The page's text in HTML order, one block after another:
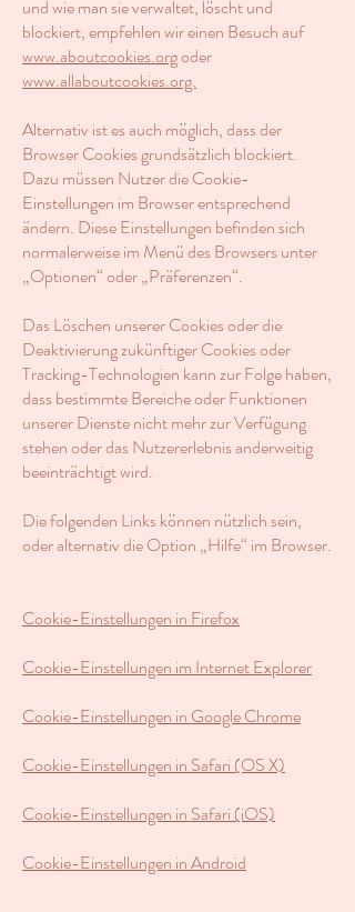
und wie man sie verwaltet, löscht und
blockiert, empfehlen wir einen Besuch auf
www.aboutcookies.orgoder
www.allaboutcookies.org.
Alternativ ist es auch möglich, dass der
Browser Cookies grundsätzlich blockiert.
Dazu müssen Nutzer die Cookie-
Einstellungen im Browser entsprechend
ändern. Diese Einstellungen befinden sich
normalerweise im Menü des Browsers unter
„Optionen“ oder „Präferenzen“.
Das Löschen unserer Cookies oder die
Deaktivierung zukünftiger Cookies oder
Tracking-Technologien kann zur Folge haben,
dass bestimmte Bereiche oder Funktionen
unserer Dienste nicht mehr zur Verfügung
stehen oder das Nutzererlebnis anderweitig
beeinträchtigt wird.
Die folgenden Links können nützlich sein,
oder alternativ die Option „Hilfe“ im Browser.
Cookie-Einstellungen in Firefox
Cookie-Einstellungen im Internet Explorer
Cookie-Einstellungen in Google Chrome
Cookie-Einstellungen in Safari (OS X)
Cookie-Einstellungen in Safari (iOS)
Cookie-Einstellungen in Android